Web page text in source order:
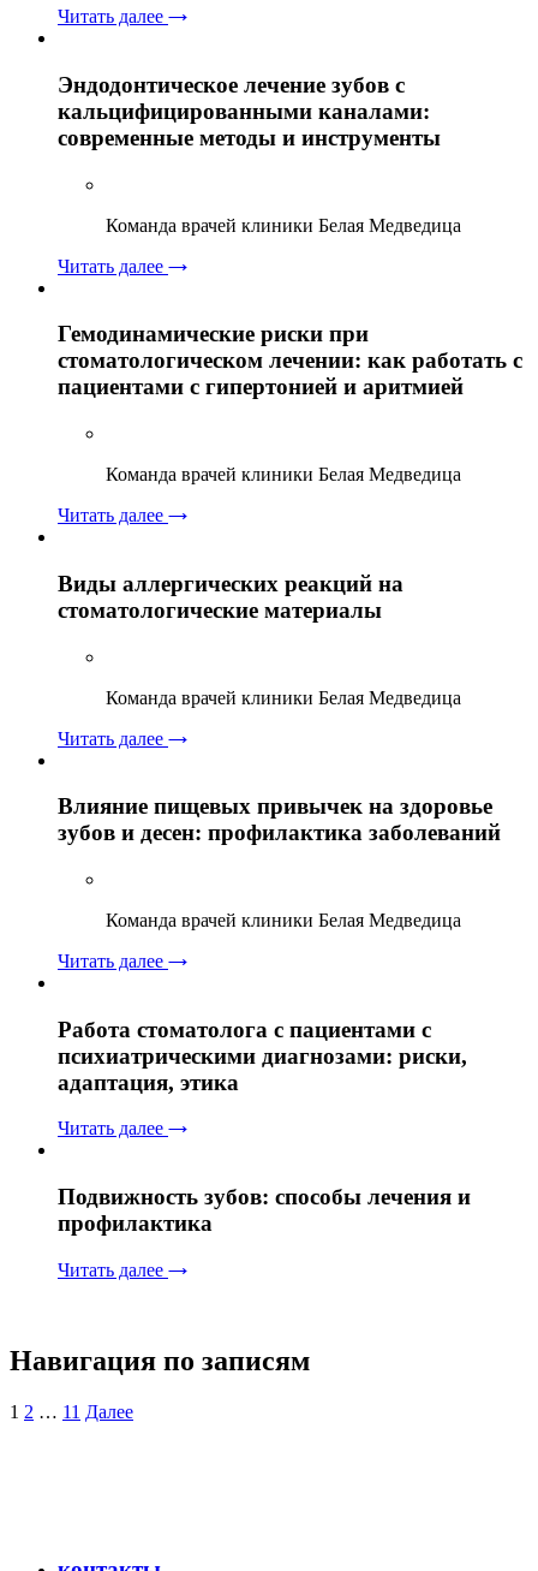
Читать далее
Эндодонтическое лечение зубов с
кальцифицированными каналами:
современные методы и инструменты
Команда врачей клиники Белая Медведица
Читать далее
Гемодинамические риски при
стоматологическом лечении: как работать с
пациентами с гипертонией и аритмией
Команда врачей клиники Белая Медведица
Читать далее
Виды аллергических реакций на
стоматологические материалы
Команда врачей клиники Белая Медведица
Читать далее
Влияние пищевых привычек на здоровье
зубов и десен: профилактика заболеваний
Команда врачей клиники Белая Медведица
Читать далее
Работа стоматолога с пациентами с
психиатрическими диагнозами: риски,
адаптация, этика
Читать далее
Подвижность зубов: способы лечения и
профилактика
Читать далее
Навигация по записям
1 2 … 11 Далее